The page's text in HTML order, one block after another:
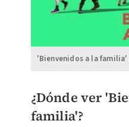
'Bienvenidos a la
¿Dónde ver
familia'?